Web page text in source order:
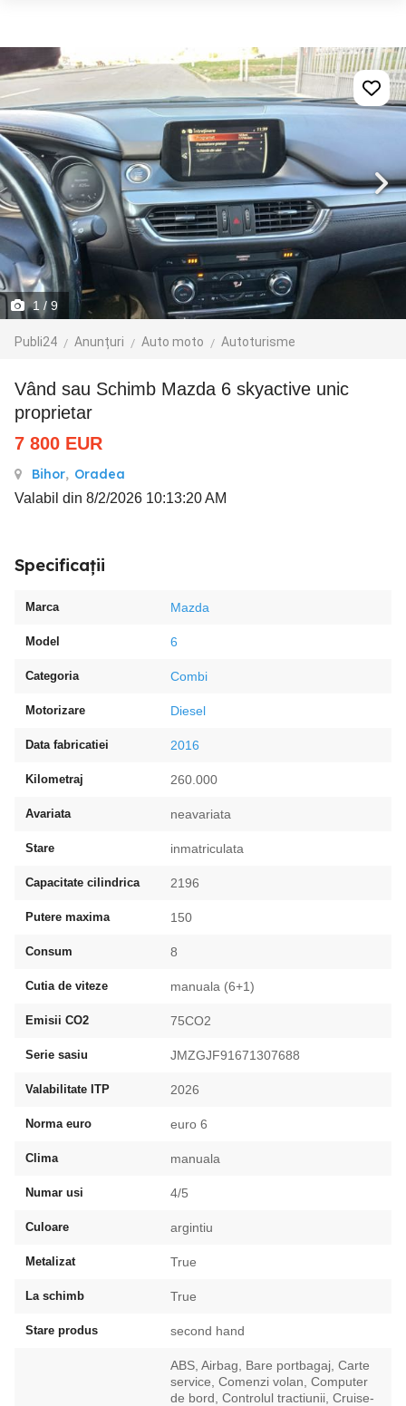
1 / 9
Publi24 Anunțuri Auto moto Autoturisme
Vând sau Schimb Mazda 6 skyactive unic
proprietar
7 800 EUR
Bihor, Oradea
Valabil din 8/2/2026 10:13:20 AM
Specificații
Marca Mazda
Model 6
Categoria Combi
Motorizare Diesel
Data fabricatiei 2016
Kilometraj 260.000
Avariata neavariata
Stare inmatriculata
Capacitate cilindrica 2196
Putere maxima 150
Consum 8
Cutia de viteze manuala (6+1)
Emisii CO2 75CO2
Serie sasiu JMZGJF91671307688
Valabilitate ITP 2026
Norma euro euro 6
Clima manuala
Numar usi 4/5
Culoare argintiu
Metalizat True
La schimb True
Stare produs second hand
ABS, Airbag, Bare portbagaj, Carte
service, Comenzi volan, Computer
de bord, Controlul tractiunii, Cruise-